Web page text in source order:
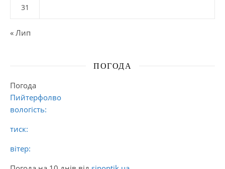
31
« Лип
ПОГОДА
Погода
Пийтерфолво
вологість:
тиск:
вітер: